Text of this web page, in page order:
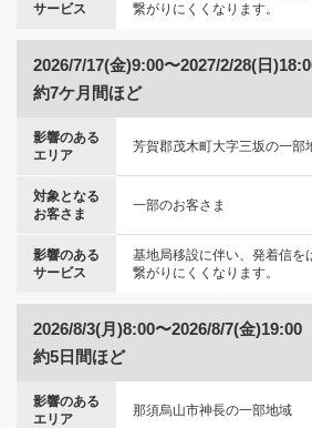
サービス
繋がりにくくなります。
2026/7/17(金)9:00〜2027/2/28(日
約7ケ月間ほど
影響のある
エリア
芳賀郡茂木町大字三坂の一部
対象となる
お客さま
一部のお客さま
影響のある
サービス
基地局移設に伴い、発着信を
繋がりにくくなります。
2026/8/3(月)8:00〜2026/8/7(金)19:00
約5日間ほど
影響のある
エリア
那須烏山市神長の一部地域